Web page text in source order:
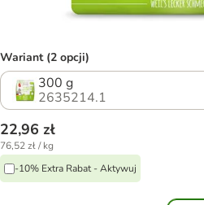
Wariant (2 opcji)
300 g
2635214.1
22,96 zł
76,52 zł / kg
-10% Extra Rabat - Aktywuj